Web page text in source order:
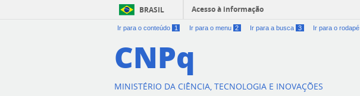
BRASIL Acesso à informação
Ir para o conteúdo 1 Ir para o menu 2 Ir para a busca 3 Ir para o rodapé
CNPq
MINISTÉRIO DA CIÊNCIA, TECNOLOGIA E INOVAÇÕES